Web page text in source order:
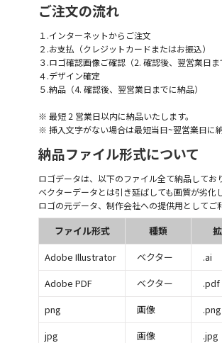
ご注文の流れ
１.インターネットからご注文
２.お支払（クレジットカードまたはお振込）
３.ロゴ確認画像ご確認（2. 確認後、翌営業日ま
４.デザイン確定
５.納品（4. 確認後、翌営業日までに納品）
※ 最短 2 営業日以内に納品いたします。
※ 挿入文字がない場合は最短当日~翌営業日に納
納品ファイル形式について
ロゴデータは、以下のファイル全て納品してお
ベクターデータとは引き延ばしても画質が劣化
ロゴの元データ、制作会社への提供用としてご
ファイル形式 種類
Adobe Illustrator
ベクター
.ai
Adobe PDF
ベクター
.pdf
png
画像
.png
jpg
画像
.jpg